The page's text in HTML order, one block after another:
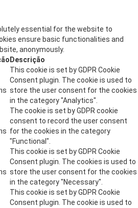
essential for the website to
ensure basic functionalities and
anonymously.
Descrição
This cookie is set by GDPR Cookie
Consent plugin. The cookie is used to
store the user consent for the cookies
in the category "Analytics".
The cookie is set by GDPR cookie
consent to record the user consent
for the cookies in the category
"Functional".
This cookie is set by GDPR Cookie
Consent plugin. The cookies is used to
store the user consent for the cookies
in the category "Necessary".
This cookie is set by GDPR Cookie
Consent plugin. The cookie is used to